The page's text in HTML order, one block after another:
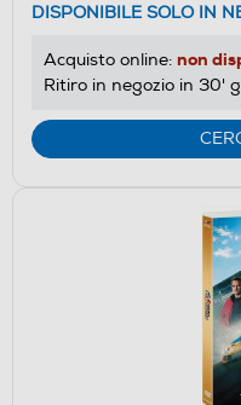
DISPONIBILE SOLO IN
Acquisto online: non
Ritiro in negozio in 30'